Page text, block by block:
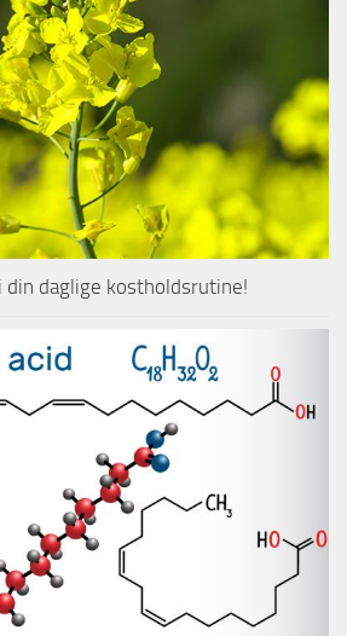
daglige kostholdsrutine!